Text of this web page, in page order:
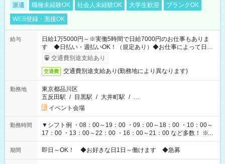
派遣 職種未経験OK 社会人未経験OK 大学生歓迎
ブランクOK
WEB登録・面接OK
給与
日給1万5000円～※実働5時間で日給7000円のお仕事もありま
す ◆日払い・週払いOK！（規定あり）◆お仕事によって日給
も異なります
交通費別途支給あり
交通費 交通費別途支給あり(勤務地により異なります)
勤務地
東京都品川区
五反田駅 / 目黒駅 / 大井町駅 / …
イベント会場
勤務時間
▼シフト例 ・08：00～19：00 ・09：00～18：00 ・10：00～
17：00 ・13：00～22：00 ・16：00～21：00 など多数！ ※お
仕事により勤務時間が異なります
期間 即日～OK！ ◆お好きな日1日～働けます ◆急募